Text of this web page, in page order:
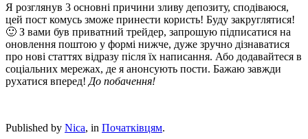
Я розглянув 3 основні причини зливу депозиту, сподіваюся,
цей пост комусь зможе принести користь! Буду закруглятися!
🙂 З вами був приватний трейдер, запрошую підписатися на
оновлення поштою у формі нижче, дуже зручно дізнаватися
про нові статтях відразу після їх написання. Або додавайтеся в
соціальних мережах, де я анонсують пости. Бажаю завжди
рухатися вперед! До побачення!
Published by Nica, in Початківцям.